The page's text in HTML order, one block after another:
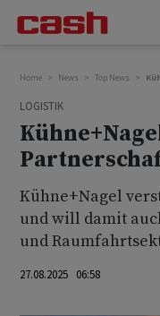
Home News Top News
LOGISTIK
Kühne+Nagel
und will damit
und
27.08.2025 06:58